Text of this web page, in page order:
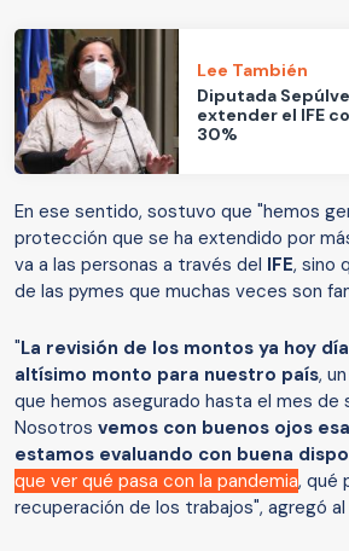
Lee También
Diputada
extender el IFE
30%
En ese sentido, sostuvo que "hemos
protección que se ha extendido por
va a las personas a través del IFE, sino
de las pymes que muchas veces son
"La revisión de los montos ya hoy
altísimo monto para nuestro país,
que hemos asegurado hasta el mes de
Nosotros vemos con buenos ojos
estamos evaluando con buena
que ver qué pasa con la pandemia, qué
recuperación de los trabajos", agregó